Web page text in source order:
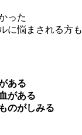
った
に悩まされる方も
ある
がある
のがしみる